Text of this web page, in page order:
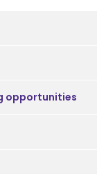
opportunities